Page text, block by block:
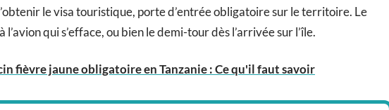
le visa touristique, porte d’entrée obligatoire sur le territoire. Le
l’avion qui s’efface, ou bien le demi-tour dès l’arrivée sur l’île.
fièvre jaune obligatoire en Tanzanie : Ce qu'il faut savoir